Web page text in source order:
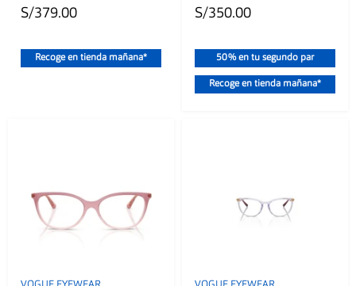
S/379.00
Recoge en tienda mañana*
S/350.00
50% en tu segundo par
Recoge en tienda mañana*